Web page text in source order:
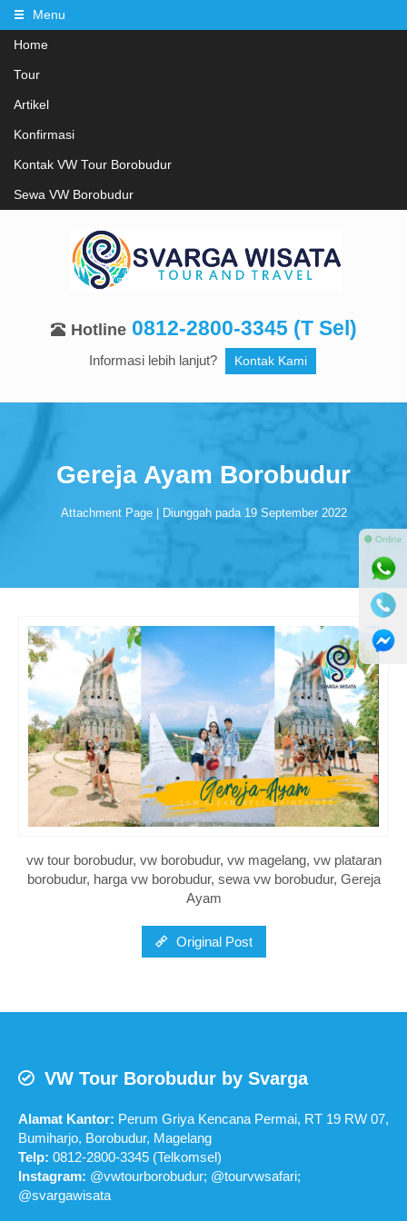
Menu
Home
Tour
Artikel
Konfirmasi
Kontak VW Tour Borobudur
Sewa VW Borobudur
Hotline 0812-2800-3345 (T Sel)
Informasi lebih lanjut? Kontak Kami
Gereja Ayam Borobudur
Attachment Page | Diunggah pada 19 September 2022
vw tour borobudur, vw borobudur, vw magelang, vw plataran
borobudur, harga vw borobudur, sewa vw borobudur, Gereja
Ayam
Original Post
VW Tour Borobudur by Svarga
Alamat Kantor: Perum Griya Kencana Permai, RT 19 RW 07,
Bumiharjo, Borobudur, Magelang
Telp: 0812-2800-3345 (Telkomsel)
Instagram: @vwtourborobudur; @tourvwsafari;
@svargawisata
⚫ Online